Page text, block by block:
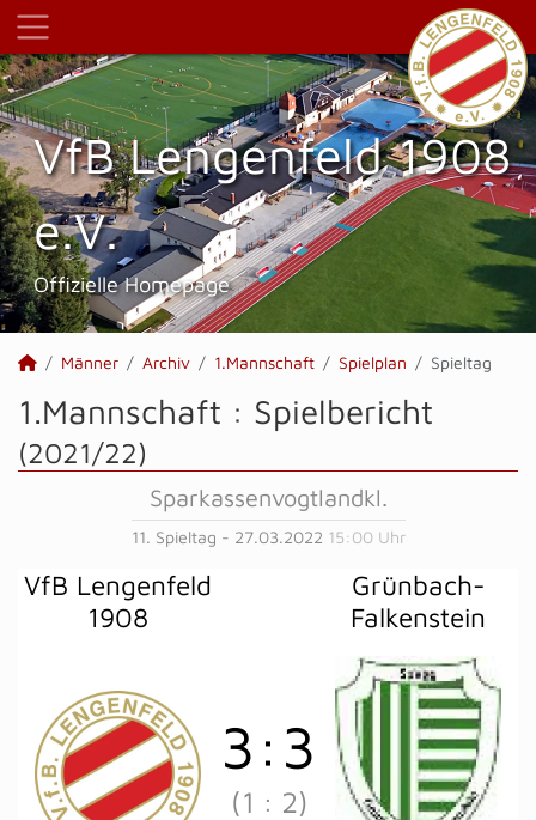
VfB Lengenfeld 1908
e.V.
Offizielle Homepage
Männer Archiv 1.Mannschaft Spielplan Spieltag
1.Mannschaft : Spielbericht
(2021/22)
Sparkassenvogtlandkl.
11. Spieltag - 27.03.2022 15:00 Uhr
VfB Lengenfeld
1908
Grünbach-
Falkenstein
3 : 3
(1 : 2)